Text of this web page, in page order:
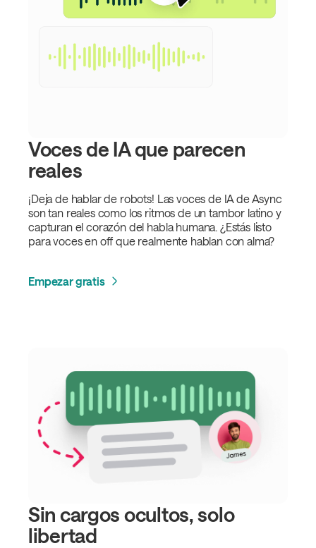
Voces de IA que parecen
reales
¡Deja de hablar de robots! Las voces de IA de Async
son tan reales como los ritmos de un tambor latino y
capturan el corazón del habla humana. ¿Estás listo
para voces en off que realmente hablan con alma?
Empezar gratis
Sin cargos ocultos, solo
libertad